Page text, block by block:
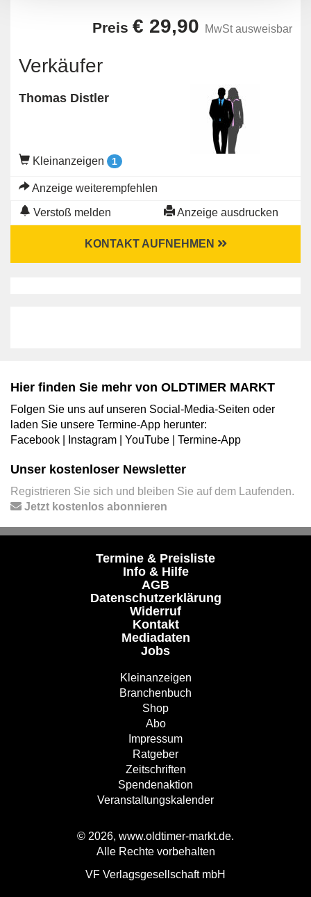
Preis € 29,90 MwSt ausweisbar
Verkäufer
Thomas Distler
Kleinanzeigen 1
Anzeige weiterempfehlen
Verstoß melden Anzeige ausdrucken
KONTAKT AUFNEHMEN
Hier finden Sie mehr von OLDTIMER MARKT
Folgen Sie uns auf unseren Social-Media-Seiten oder
laden Sie unsere Termine-App herunter:
Facebook
Instagram YouTube Termine-App
Unser kostenloser Newsletter
Registrieren Sie sich und bleiben Sie auf dem Laufenden.
Jetzt kostenlos abonnieren
Termine & Preisliste
Info & Hilfe
AGB
Datenschutzerklärung
Widerruf
Kontakt
Mediadaten
Jobs
Kleinanzeigen
Branchenbuch
Shop
Abo
Impressum
Ratgeber
Zeitschriften
Spendenaktion
Veranstaltungskalender
© 2026, www.oldtimer-markt.de.
Alle Rechte vorbehalten
VF Verlagsgesellschaft mbH